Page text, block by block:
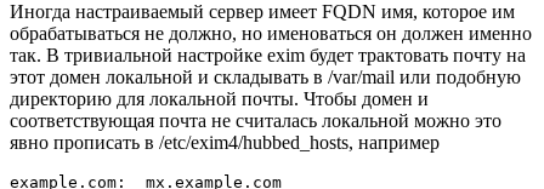
Иногда настраиваемый сервер имеет FQDN имя, которое им
обрабатываться не должно, но именоваться он должен именно
так. В тривиальной настройке exim будет трактовать почту на
этот домен локальной и складывать в /var/mail или подобную
директорию для локальной почты. Чтобы домен и
соответствующая почта не считалась локальной можно это
явно прописать в /etc/exim4/hubbed_hosts, например